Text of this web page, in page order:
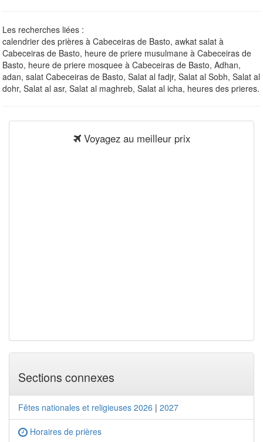
Les recherches liées :
calendrier des prières à Cabeceiras de Basto, awkat salat à
Cabeceiras de Basto, heure de priere musulmane à Cabeceiras de
Basto, heure de priere mosquee à Cabeceiras de Basto, Adhan,
adan, salat Cabeceiras de Basto, Salat al fadjr, Salat al Sobh, Salat al
dohr, Salat al asr, Salat al maghreb, Salat al icha, heures des prieres.
Voyagez au meilleur prix
Sections connexes
Fêtes nationales et religieuses 2026 | 2027
Horaires de prières